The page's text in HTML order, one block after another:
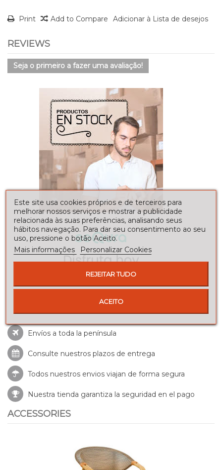
Print Add to Compare Adicionar à Lista de desejos
REVIEWS
Seja o primeiro a fazer uma avaliação!
Envíos a toda la península
Consulte nuestros plazos de entrega
Todos nuestros envios viajan de forma segura
Nuestra tienda garantiza la seguridad en el pago
ACCESSORIES
Este site usa cookies próprios e de terceiros para
melhorar nossos serviços e mostrar a publicidade
relacionada às suas preferências, analisando seus
hábitos navegação. Para dar seu consentimento ao seu
uso, pressione o botão Aceito.
Mais informações
Personalizar Cookies
REJEITAR TUDO
ACEITO